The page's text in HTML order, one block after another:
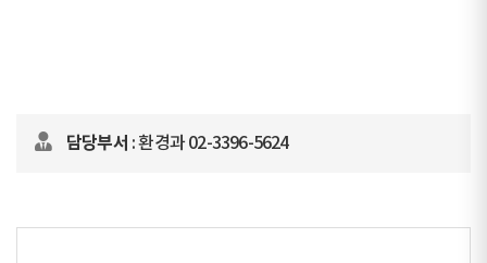
담당부서 : 환경과 02-3396-5624